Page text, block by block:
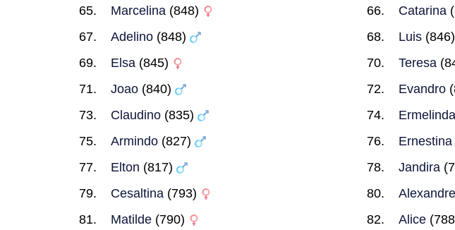
Marcelina (848) Catarina
Adelino (848) Luis(846)
Elsa (845) Teresa
Joao (840) Evandro
Claudino (835) Ermelinda
Armindo (827) Ernestina
Elton (817) Jandira
Cesaltina (793) Alexandre
Matilde (790) Alice